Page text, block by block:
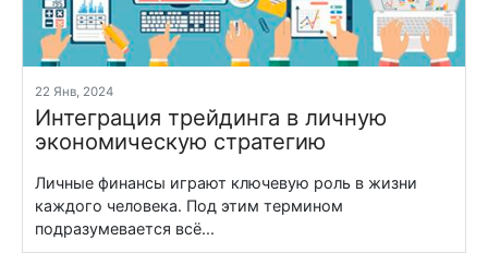
22 Янв, 2024
Интеграция трейдинга в личную
экономическую стратегию
Личные финансы играют ключевую роль в жизни
каждого человека. Под этим термином
подразумевается всё...